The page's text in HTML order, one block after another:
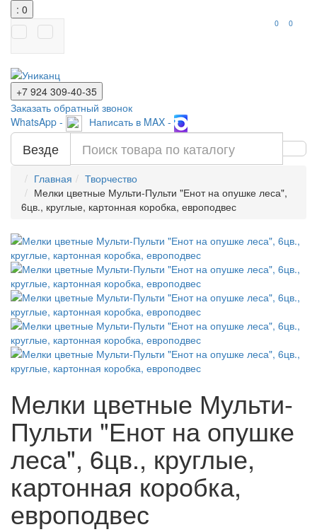
: 0
0 0
+7 924 309-40-35
Заказать обратный звонок
WhatsApp -
Написать в MAX -
Везде
Главная
Творчество
Мелки цветные Мульти-Пульти "Енот на опушке леса",
6цв., круглые, картонная коробка, европодвес
Мелки цветные Мульти-
Пульти "Енот на опушке
леса", 6цв., круглые,
картонная коробка,
европодвес